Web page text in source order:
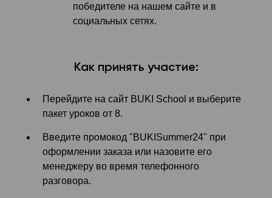
победителе на нашем сайте и в
социальных сетях.
Как принять участие:
Перейдите на сайт BUKI School и выберите
пакет уроков от 8.
Введите промокод "BUKISummer24" при
оформлении заказа или назовите его
менеджеру во время телефонного
разговора.